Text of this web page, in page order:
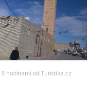
6 hodinami od Turistika.cz